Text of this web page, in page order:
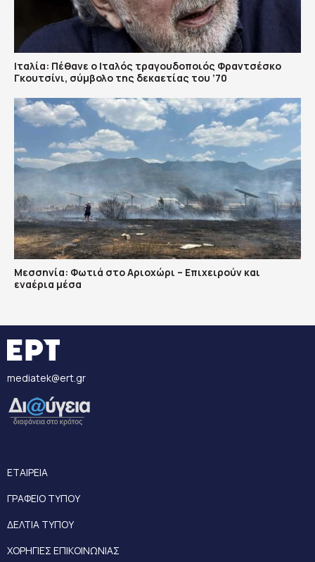
Ιταλία: Πέθανε ο Ιταλός τραγουδοποιός Φραντσέσκο
Γκουτσίνι, σύμβολο της δεκαετίας του ’70
Μεσσηνία: Φωτιά στο Αριοχώρι – Επιχειρούν και
εναέρια μέσα
mediatek@ert.gr
ΕΤΑΙΡΕΙΑ
ΓΡΑΦΕΙΟ ΤΥΠΟΥ
ΔΕΛΤΙΑ ΤΥΠΟΥ
ΧΟΡΗΓΙΕΣ ΕΠΙΚΟΙΝΩΝΙΑΣ